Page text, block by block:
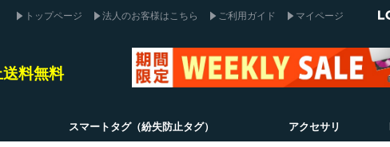
トップページ 法人のお客様はこちら ご利用ガイド マイページ
料無料
スマートタグ（紛失防止タグ） アクセサリ